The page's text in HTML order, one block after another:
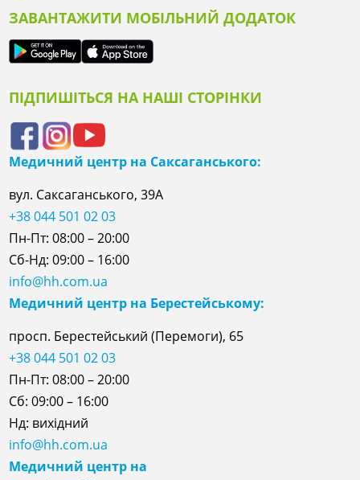
ЗАВАНТАЖИТИ МОБІЛЬНИЙ ДОДАТОК
ПІДПИШІТЬСЯ НА НАШІ СТОРІНКИ
Медичний центр на Саксаганського:
вул. Саксаганського, 39А
+38 044 501 02 03
Пн-Пт: 08:00 – 20:00
Сб-Нд: 09:00 – 16:00
info@hh.com.ua
Медичний центр на Берестейському:
просп. Берестейський (Перемоги), 65
+38 044 501 02 03
Пн-Пт: 08:00 – 20:00
Сб: 09:00 – 16:00
Нд: вихідний
info@hh.com.ua
Медичний центр на